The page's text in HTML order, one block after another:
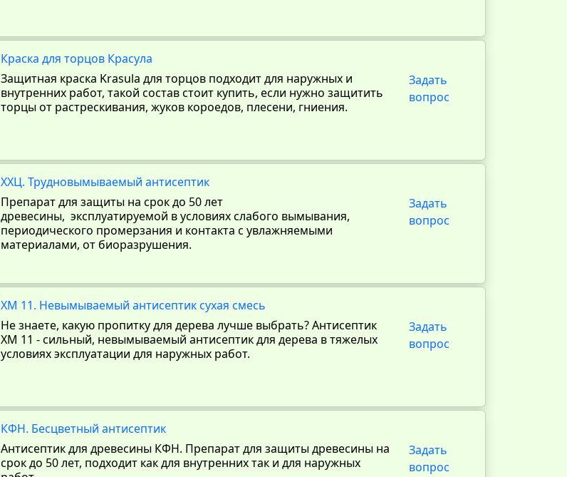
Краска для торцов Красула
Защитная краска Krasula для торцов подходит для наружных и
внутренних работ, такой состав стоит купить, если нужно защитить
торцы от растрескивания, жуков короедов, плесени, гниения.
Задать
вопрос
ХХЦ. Трудновымываемый антисептик
Препарат для защиты на срок до 50 лет
древесины, эксплуатируемой в условиях слабого вымывания,
периодического промерзания и контакта с увлажняемыми
материалами, от биоразрушения.
Задать
вопрос
ХМ 11. Невымываемый антисептик сухая смесь
Не знаете, какую пропитку для дерева лучше выбрать? Антисептик
ХМ 11 - сильный, невымываемый антисептик для дерева в тяжелых
условиях эксплуатации для наружных работ.
Задать
вопрос
КФН. Бесцветный антисептик
Антисептик для древесины КФН. Препарат для защиты древесины на
срок до 50 лет, подходит как для внутренних так и для наружных
Задать
вопрос